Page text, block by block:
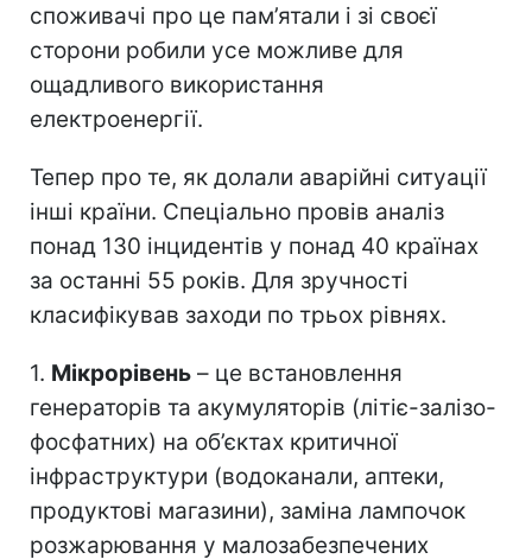
споживачі про це пам’ятали і зі своєї
сторони робили усе можливе для
ощадливого використання
електроенергії.
Тепер про те, як долали аварійні ситуації
інші країни. Спеціально провів аналіз
понад 130 інцидентів у понад 40 країнах
за останні 55 років. Для зручності
класифікував заходи по трьох рівнях.
1. Мікрорівень – це встановлення
генераторів та акумуляторів (літіє-залізо-
фосфатних) на об’єктах критичної
інфраструктури (водоканали, аптеки,
продуктові магазини), заміна лампочок
розжарювання у малозабезпечених